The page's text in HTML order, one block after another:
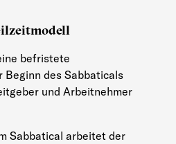
befristete
des Sabbaticals
und Arbeitnehmer
Sabbatical arbeitet der